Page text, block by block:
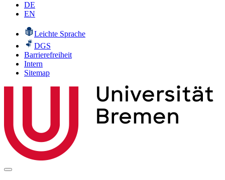
DE
EN
Leichte Sprache
DGS
Barrierefreiheit
Intern
Sitemap